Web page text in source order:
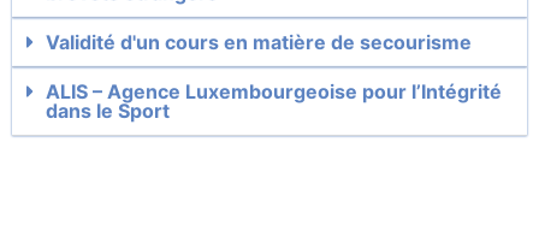
Validité d'un cours en matière de secourisme
ALIS – Agence Luxembourgeoise pour l’Intégrité
dans le Sport